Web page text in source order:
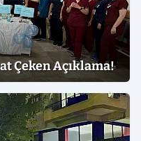
Çeken Açıklama!